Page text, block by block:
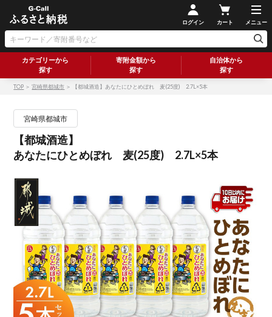
ログイン カート メニュー
カテゴリーから
探す
寄附金額から
探す
自治体から
探す
TOP ＞宮崎県都城市 ＞ 【都城酒造】あなたにひとめぼれ 麦(25度) 2.7L×5本
宮崎県都城市
【都城酒造】
あなたにひとめぼれ 麦(25度) 2.7L×5本